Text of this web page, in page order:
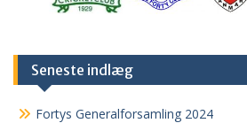
Seneste indlæg
Fortys Generalforsamling 2024